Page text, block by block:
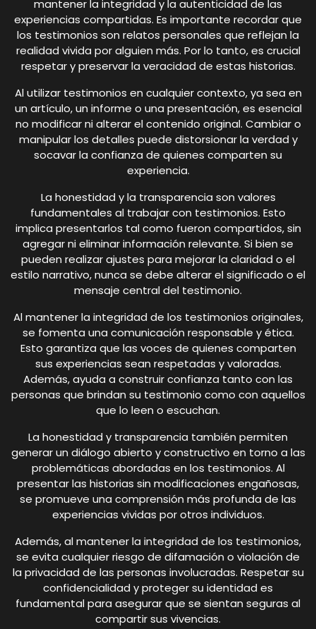
mantener la integridad y la autenticidad de las
experiencias compartidas. Es importante recordar que
los testimonios son relatos personales que reflejan la
realidad vivida por alguien más. Por lo tanto, es crucial
respetar y preservar la veracidad de estas historias.
Al utilizar testimonios en cualquier contexto, ya sea en
un artículo, un informe o una presentación, es esencial
no modificar ni alterar el contenido original. Cambiar o
manipular los detalles puede distorsionar la verdad y
socavar la confianza de quienes comparten su
experiencia.
La honestidad y la transparencia son valores
fundamentales al trabajar con testimonios. Esto
implica presentarlos tal como fueron compartidos, sin
agregar ni eliminar información relevante. Si bien se
pueden realizar ajustes para mejorar la claridad o el
estilo narrativo, nunca se debe alterar el significado o el
mensaje central del testimonio.
Al mantener la integridad de los testimonios originales,
se fomenta una comunicación responsable y ética.
Esto garantiza que las voces de quienes comparten
sus experiencias sean respetadas y valoradas.
Además, ayuda a construir confianza tanto con las
personas que brindan su testimonio como con aquellos
que lo leen o escuchan.
La honestidad y transparencia también permiten
generar un diálogo abierto y constructivo en torno a las
problemáticas abordadas en los testimonios. Al
presentar las historias sin modificaciones engañosas,
se promueve una comprensión más profunda de las
experiencias vividas por otros individuos.
Además, al mantener la integridad de los testimonios,
se evita cualquier riesgo de difamación o violación de
la privacidad de las personas involucradas. Respetar su
confidencialidad y proteger su identidad es
fundamental para asegurar que se sientan seguras al
compartir sus vivencias.